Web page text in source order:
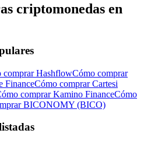
criptomonedas en
comprar HashflowCómo comprar
FinanceCómo comprar Cartesi
comprar Kamino FinanceCómo
BICONOMY (BICO)